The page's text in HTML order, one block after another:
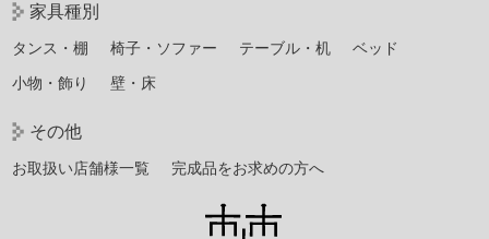
家具種別
タンス・棚 椅子・ソファー テーブル・机
ベッド
小物・飾り
壁・床
その他
お取扱い店舗様一覧 完成品をお求めの方へ